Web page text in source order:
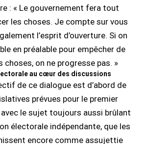
: « Le gouvernement fera tout
les choses. Je compte sur vous
l’esprit d’ouverture. Si on
en préalable pour empêcher de
choses, on ne progresse pas. »
au cœur des discussions
de ce dialogue est d’abord de
prévues pour le premier
le sujet toujours aussi brûlant
électorale indépendante, que les
encore comme assujettie